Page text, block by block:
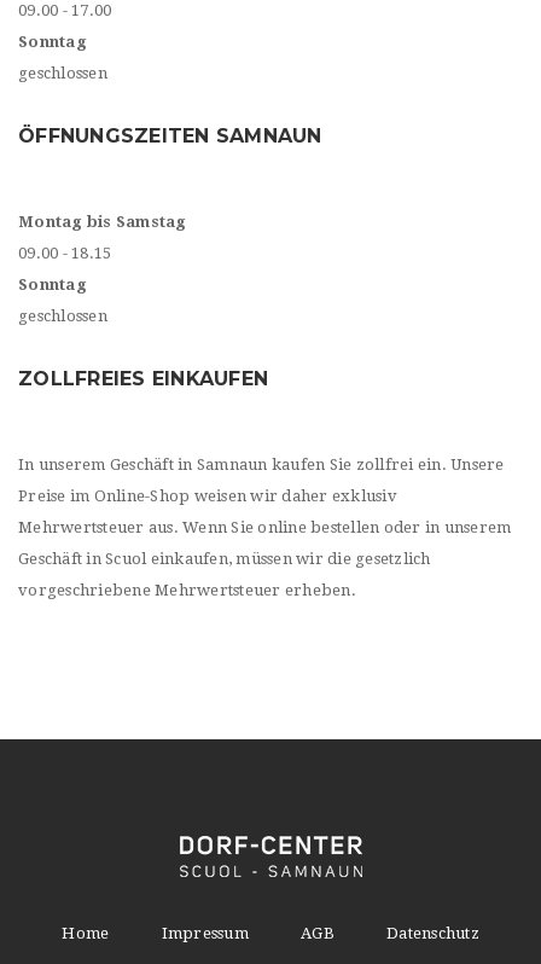
09.00 - 17.00
Sonntag
geschlossen
ÖFFNUNGSZEITEN SAMNAUN
Montag bis Samstag
09.00 - 18.15
Sonntag
geschlossen
ZOLLFREIES EINKAUFEN
In unserem Geschäft in Samnaun kaufen Sie zollfrei ein. Unsere
Preise im Online-Shop weisen wir daher exklusiv
Mehrwertsteuer aus. Wenn Sie online bestellen oder in unserem
Geschäft in Scuol einkaufen, müssen wir die gesetzlich
vorgeschriebene Mehrwertsteuer erheben.
Home Impressum AGB Datenschutz